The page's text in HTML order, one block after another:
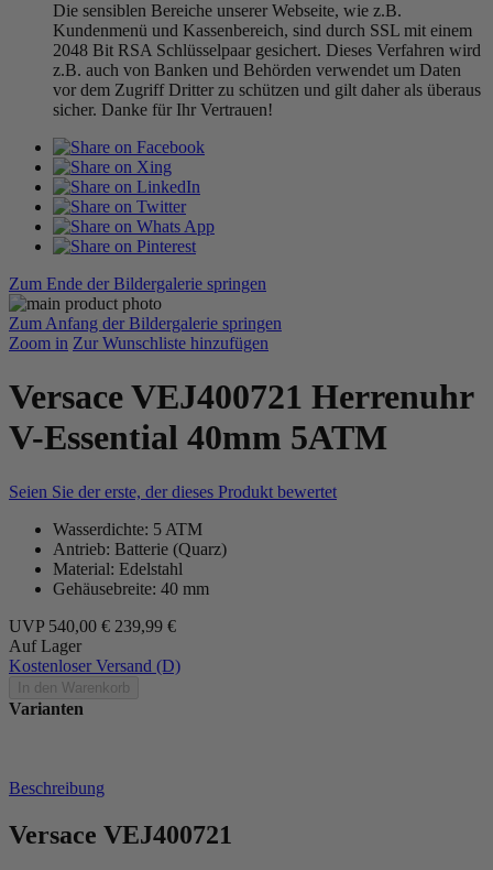
Die sensiblen Bereiche unserer Webseite, wie z.B.
Kundenmenü und Kassenbereich, sind durch SSL mit einem
2048 Bit RSA Schlüsselpaar gesichert. Dieses Verfahren wird
z.B. auch von Banken und Behörden verwendet um Daten
vor dem Zugriff Dritter zu schützen und gilt daher als überaus
sicher. Danke für Ihr Vertrauen!
Zum Ende der Bildergalerie springen
Zum Anfang der Bildergalerie springen
Zoom in Zur Wunschliste hinzufügen
Versace VEJ400721 Herrenuhr
V-Essential 40mm 5ATM
Seien Sie der erste, der dieses Produkt bewertet
Wasserdichte: 5 ATM
Antrieb: Batterie (Quarz)
Material: Edelstahl
Gehäusebreite: 40 mm
UVP 540,00 € 239,99 €
Auf Lager
Kostenloser Versand (D)
In den Warenkorb
Varianten
Beschreibung
Versace VEJ400721